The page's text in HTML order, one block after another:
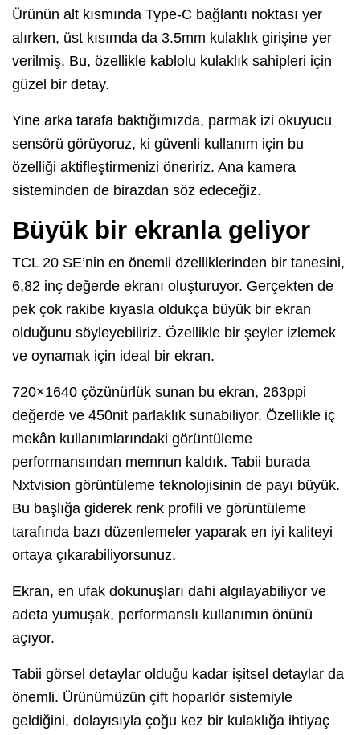
Ürünün alt kısmında Type-C bağlantı noktası yer
alırken, üst kısımda da 3.5mm kulaklık girişine yer
verilmiş. Bu, özellikle kablolu kulaklık sahipleri için
güzel bir detay.
Yine arka tarafa baktığımızda, parmak izi okuyucu
sensörü görüyoruz, ki güvenli kullanım için bu
özelliği aktifleştirmenizi öneririz. Ana kamera
sisteminden de birazdan söz edeceğiz.
Büyük bir ekranla geliyor
TCL 20 SE’nin en önemli özelliklerinden bir tanesini,
6,82 inç değerde ekranı oluşturuyor. Gerçekten de
pek çok rakibe kıyasla oldukça büyük bir ekran
olduğunu söyleyebiliriz. Özellikle bir şeyler izlemek
ve oynamak için ideal bir ekran.
720×1640 çözünürlük sunan bu ekran, 263ppi
değerde ve 450nit parlaklık sunabiliyor. Özellikle iç
mekân kullanımlarındaki görüntüleme
performansından memnun kaldık. Tabii burada
Nxtvision görüntüleme teknolojisinin de payı büyük.
Bu başlığa giderek renk profili ve görüntüleme
tarafında bazı düzenlemeler yaparak en iyi kaliteyi
ortaya çıkarabiliyorsunuz.
Ekran, en ufak dokunuşları dahi algılayabiliyor ve
adeta yumuşak, performanslı kullanımın önünü
açıyor.
Tabii görsel detaylar olduğu kadar işitsel detaylar da
önemli. Ürünümüzün çift hoparlör sistemiyle
geldiğini, dolayısıyla çoğu kez bir kulaklığa ihtiyaç